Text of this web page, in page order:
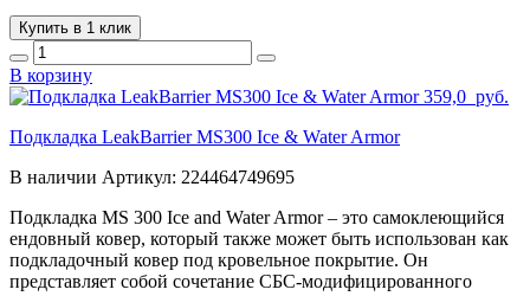
Купить в 1 клик
В корзину
359,0 руб.
Подкладка LeakBarrier MS300 Ice & Water Armor
В наличии Артикул: 224464749695
Подкладка MS 300 Ice and Water Armor – это самоклеющийся
ендовный ковер, который также может быть использован как
подкладочный ковер под кровельное покрытие. Он
представляет собой сочетание СБС-модифицированного